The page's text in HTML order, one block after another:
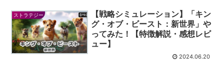
ストラテジー
【戦略シミュレーション】「キン
グ・オブ・ビースト：新世界」や
ってみた！【特徴解説・感想レビ
ュー】
2024.06.20